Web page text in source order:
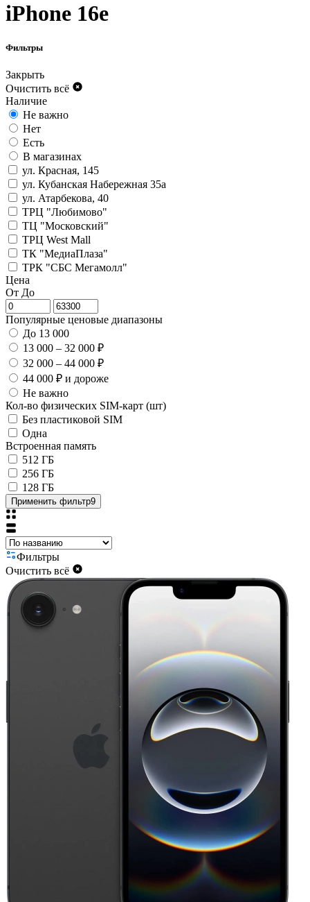
iPhone 16e
Фильтры
Закрыть
Очистить всё
Наличие
Не важно
Нет
Есть
В магазинах
ул. Красная, 145
ул. Кубанская Набережная 35а
ул. Атарбекова, 40
ТРЦ "Любимово"
ТЦ "Московский"
ТРЦ West Mall
ТК "МедиаПлаза"
ТРК "СБС Мегамолл"
Цена
От До
Популярные ценовые диапазоны
До 13 000
13 000 – 32 000 ₽
32 000 – 44 000 ₽
44 000 ₽ и дороже
Не важно
Кол-во физических SIM-карт (шт)
Без пластиковой SIM
Одна
Встроенная память
512 ГБ
256 ГБ
128 ГБ
Применить фильтр9
Фильтры
Очистить всё